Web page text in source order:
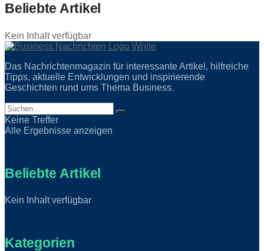
Beliebte Artikel
Kein Inhalt verfügbar
Das Nachrichtenmagazin für interessante Artikel, hilfreiche
Tipps, aktuelle Entwicklungen und inspirierende
Geschichten rund ums Thema Business.
Keine Treffer
Alle Ergebnisse anzeigen
Beliebte Artikel
Kein Inhalt verfügbar
Kategorien